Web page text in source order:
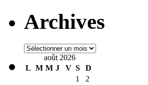
Archives
Archives
août 2026
L M M J V S
D
1
2